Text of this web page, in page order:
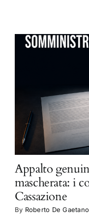
Appalto
mascherata: i
Cassazione
By Roberto De Gaetano